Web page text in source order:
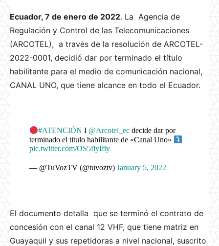
Ecuador, 7 de enero de 2022. La Agencia de
Regulación y Control de las Telecomunicaciones
(ARCOTEL), a través de la resolución de ARCOTEL-
2022-0001, decidió dar por terminado el título
habilitante para el medio de comunicación nacional,
CANAL UNO, que tiene alcance en todo el Ecuador.
#ATENCIÓN I @Arcotel_ec decide dar por
terminado el titulo habilitante de «Canal Uno»
pic.twitter.com/OS5flyIfiy
— @TuVozTV (@tuvoztv) January 5, 2022
El documento detalla que se terminó el contrato de
concesión con el canal 12 VHF, que tiene matriz en
Guayaquil y sus repetidoras a nivel nacional, suscrito